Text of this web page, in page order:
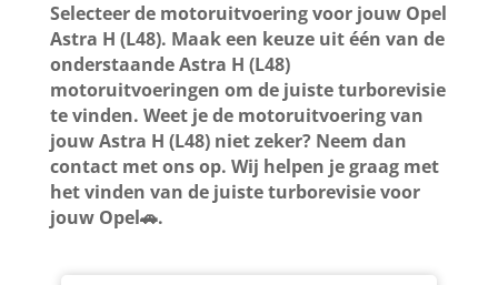
Selecteer de motoruitvoering voor jouw Opel
Astra H (L48). Maak een keuze uit één van de
onderstaande Astra H (L48)
motoruitvoeringen om de juiste turborevisie
te vinden. Weet je de motoruitvoering van
jouw Astra H (L48) niet zeker? Neem dan
contact met ons op. Wij helpen je graag met
het vinden van de juiste turborevisie voor
jouw Opel🚗.